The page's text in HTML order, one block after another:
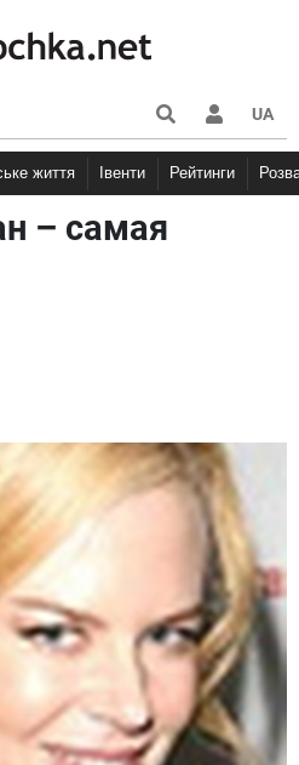
UA
життя Івенти Рейтинги
– самая